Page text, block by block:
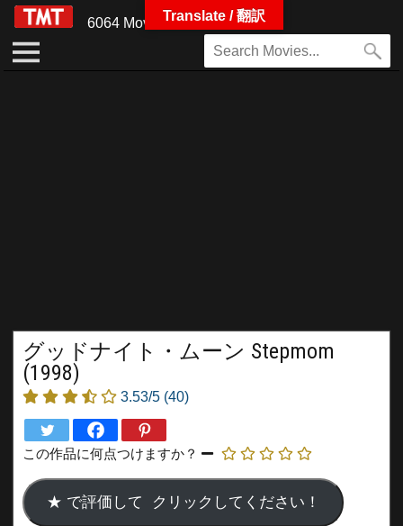
6064 Movies
グッドナイト・ムーン Stepmom
(1998)
3.53/5 (40)
この作品に何点つけますか？
Translate / 翻訳